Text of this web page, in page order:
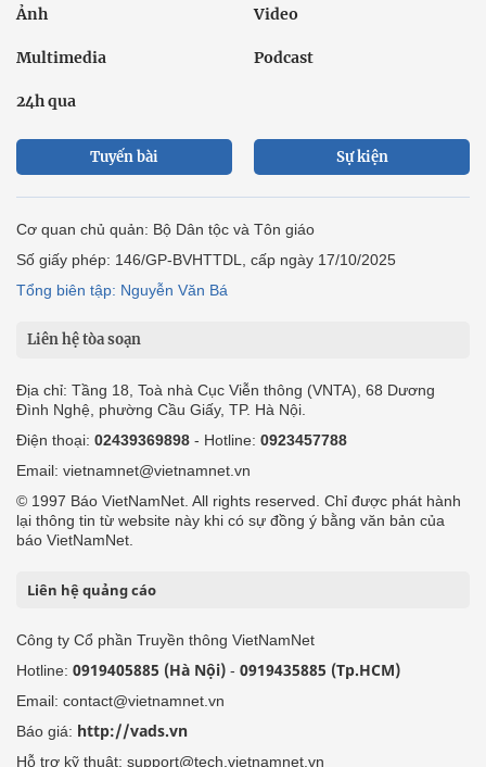
Ảnh Video
Multimedia Podcast
24h qua
Tuyến bài Sự kiện
Cơ quan chủ quản: Bộ Dân tộc và Tôn giáo
Số giấy phép: 146/GP-BVHTTDL, cấp ngày 17/10/2025
Tổng biên tập: Nguyễn Văn Bá
Liên hệ tòa soạn
Địa chỉ: Tầng 18, Toà nhà Cục Viễn thông (VNTA), 68 Dương
Đình Nghệ, phường Cầu Giấy, TP. Hà Nội.
Điện thoại: 02439369898 - Hotline: 0923457788
Email: vietnamnet@vietnamnet.vn
© 1997 Báo VietNamNet. All rights reserved. Chỉ được phát hành
lại thông tin từ website này khi có sự đồng ý bằng văn bản của
báo VietNamNet.
Liên hệ quảng cáo
Công ty Cổ phần Truyền thông VietNamNet
Hotline: 0919405885 (Hà Nội) - 0919435885 (Tp.HCM)
Email: contact@vietnamnet.vn
Báo giá: http://vads.vn
Hỗ trợ kỹ thuật: support@tech.vietnamnet.vn